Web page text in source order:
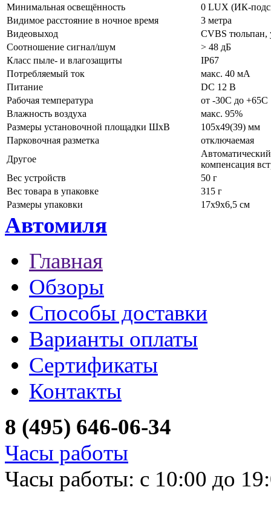
Минимальная освещённость
0 LUX (ИК-
Видимое расстояние в ночное время
3 метра
Видеовыход
CVBS тюльпан,
Соотношение сигнал/шум
> 48 дБ
Класс пыле- и влагозащиты
IP67
Потребляемый ток
макс. 40 мА
Питание
DC 12 В
Рабочая температура
от -30C до +65C
Влажность воздуха
макс. 95%
Размеры установочной площадки ШхВ
105х49(39) мм
Парковочная разметка
отключаемая
Другое
Автоматический
компенсация
Вес устройств
50 г
Вес товара в упаковке
315 г
Размеры упаковки
17х9х6,5 см
Автомиля
Главная
Обзоры
Способы доставки
Варианты оплаты
Сертификаты
Контакты
8 (495) 646-06-34
Часы работы
Часы работы: с 10:00 до